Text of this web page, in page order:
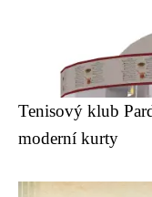
Tenisový klub
moderní kurty